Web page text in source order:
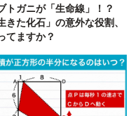
トガニが「生命線」！？
きた化石」の意外な役割、
てますか？